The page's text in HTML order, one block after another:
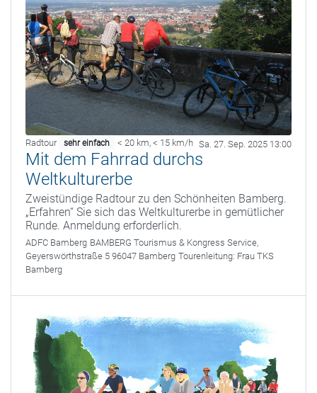
Radtour sehr einfach < 20 km, < 15 km/h Sa. 27. Sep. 2025 13:00
Mit dem Fahrrad durchs
Weltkulturerbe
Zweistündige Radtour zu den Schönheiten Bamberg.
„Erfahren“ Sie sich das Weltkulturerbe in gemütlicher
Runde. Anmeldung erforderlich.
ADFC Bamberg BAMBERG Tourismus & Kongress Service,
Geyerswörthstraße 5 96047 Bamberg Tourenleitung: Frau TKS
Bamberg